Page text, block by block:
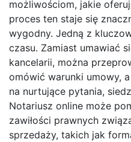
możliwościom, jakie
proces ten staje się
wygodny. Jedną z
czasu. Zamiast umawiać
kancelarii, można
omówić warunki umowy,
na nurtujące pytania,
Notariusz online może
zawiłości prawnych
sprzedaży, takich jak